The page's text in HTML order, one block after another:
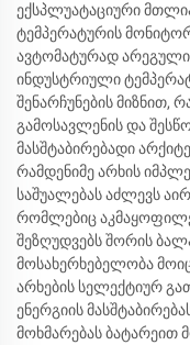
ექსპლუატაციური
ტემპერატურის
ავტომატურად
ინდუსტრიული
შენარჩუნების მიზნით,
გამოსავლენის და
მასშტაბირებადი
რამდენიმე არხის
საშუალებას აძლევს
რომლებიც
შეზღუდვებს შორის
მოსახერხებელობა
არხების სელექტიურ
ენერგიის
მოხმარებას ბატარეით